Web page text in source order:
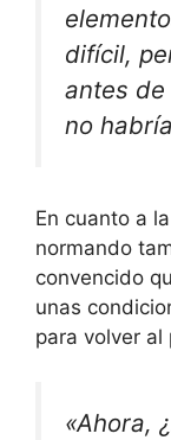
difícil,
antes
no
En cuanto a
normando
convencido
unas
para volver al
«Ahora,